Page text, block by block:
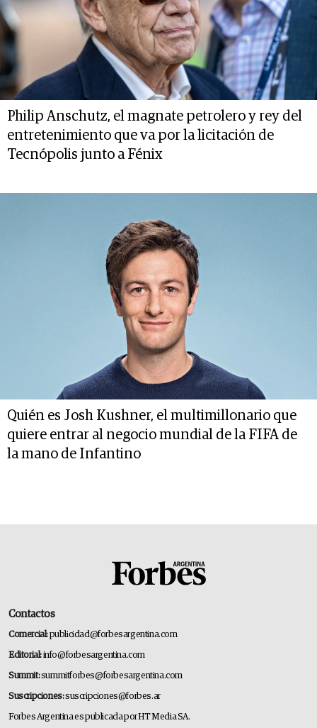
Philip Anschutz, el magnate petrolero y rey del
entretenimiento que va por la licitación de
Tecnópolis junto a Fénix
Quién es Josh Kushner, el multimillonario que
quiere entrar al negocio mundial de la FIFA de
la mano de Infantino
Contactos
Comercial:publicidad@forbesargentina.com
Editorial:info@forbesargentina.com
Summit:summitforbes@forbesargentina.com
Suscripciones:suscripciones@forbes.ar
Forbes Argentina es publicada por HT Media SA.